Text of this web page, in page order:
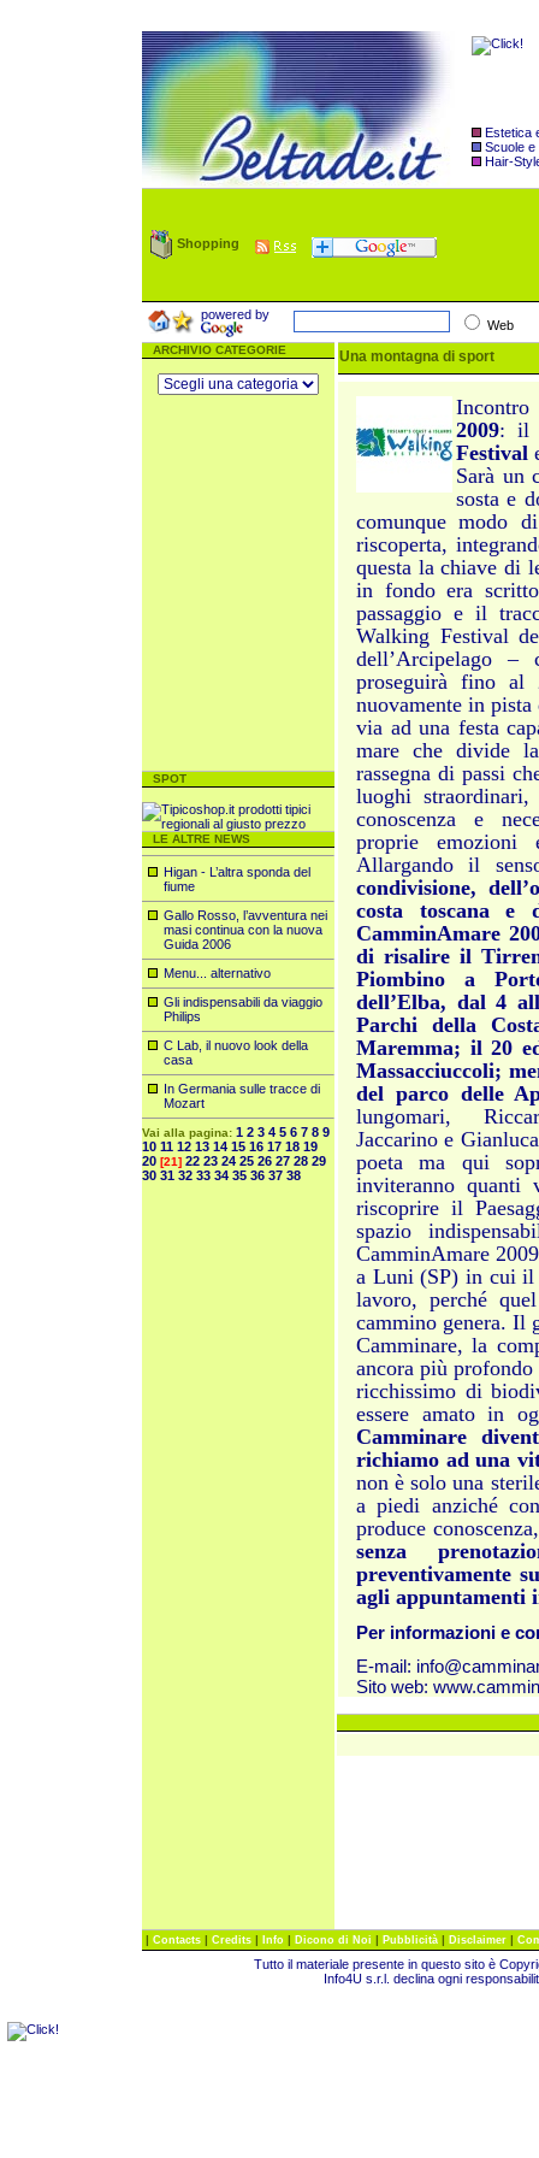
Estetica
Scuole e
Hair-
Shopping
powered by
Web
ARCHIVIO CATEGORIE
SPOT
LE ALTRE NEWS
Higan - L’altra sponda del
fiume
Gallo Rosso, l’avventura nei
masi continua con la nuova
Guida 2006
Menu... alternativo
Gli indispensabili da viaggio
Philips
C Lab, il nuovo look della
casa
In Germania sulle tracce di
Mozart
Vai alla pagina: 1 2 3 4 5 6 7 8 9
10 11 12 13 14 15 16 17 18 19
20 [21] 22 23 24 25 26 27 28 29
30 31 32 33 34 35 36 37 38
Una montagna di sport
2009: il
Festival
Sarà un
sosta e
comunque modo
riscoperta,
questa la chiave di
in fondo era
passaggio e il
Walking Festival d
dell’Arcipelago
proseguirà fino al
nuovamente in
via ad una festa
mare che divide
rassegna di passi
luoghi
conoscenza e
proprie emozioni
Allargando il
condivisione,
costa toscana e
CamminAmare
di risalire il
Piombino a
dell’Elba, dal 4
Parchi della
Maremma; il 20
Massacciuccoli;
del parco delle
lungomari,
Jaccarino e
poeta ma qui
inviteranno quanti
riscoprire il
spazio
CamminAmare
a Luni (SP) in cui il
lavoro, perché
cammino genera. Il
Camminare, la
ancora più
ricchissimo di
essere amato in
Camminare
richiamo ad una
non è solo una
a piedi anziché
produce
senza
preventivamente
agli appuntamenti
Per informazioni e
E-mail:
Sito web:
| Contacts | Credits | Info | Dicono di Noi | Pubblicità | Disclaimer |
Tutto il materiale presente in questo sito è
Info4U s.r.l. declina ogni